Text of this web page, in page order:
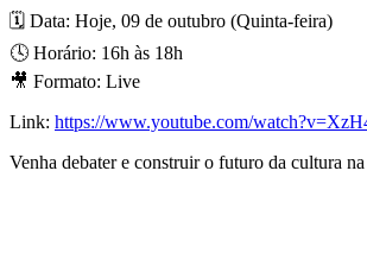
🗓️ Data: Hoje, 09 de outubro (Quinta-feira)
🕓 Horário: 16h às 18h
🎥 Formato: Live
Link: https://www.youtube.com/
Venha debater e construir o futuro da cultura